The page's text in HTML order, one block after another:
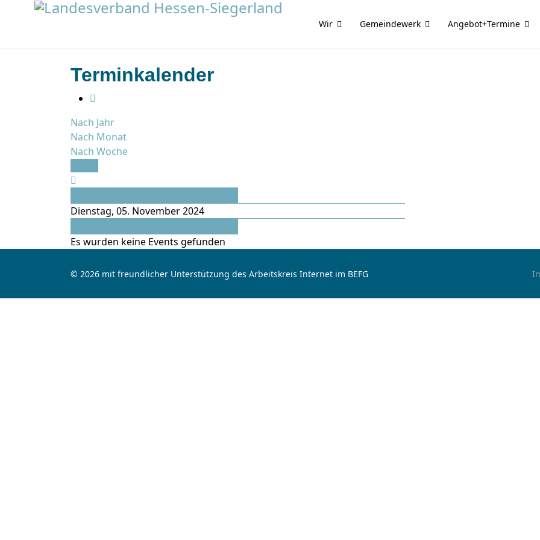
Wir Gemeindewerk Angebot+Termine
Terminkalender
Nach Jahr
Nach Monat
Nach Woche
Dienstag, 05. November 2024
Es wurden keine Events gefunden
© 2026 mit freundlicher Unterstützung des Arbeitskreis Internet im BEFG